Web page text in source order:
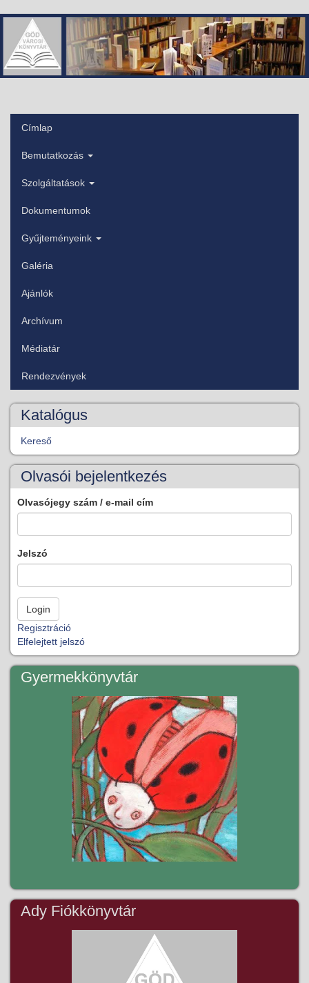
Ugrás
tartalomra
Főmenü
Címlap
Bemutatkozás
Szolgáltatások
Dokumentumok
Gyűjteményeink
Galéria
Ajánlók
Archívum
Médiatár
Rendezvények
Katalógus
Kereső
Olvasói bejelentkezés
Olvasójegy szám / e-mail cím
Jelszó
Regisztráció
Elfelejtett jelszó
Gyermekkönyvtár
Ady Fiókkönyvtár